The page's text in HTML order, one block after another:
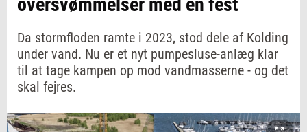
Da stormfloden ramte i 2023, stod dele af Kolding
under vand. Nu er et nyt pumpesluse-anlæg klar
til at tage kampen op mod vandmasserne - og det
skal fejres.